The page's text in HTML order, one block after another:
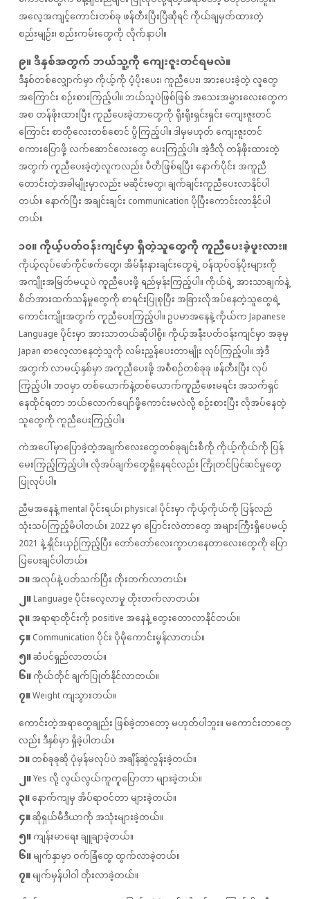
အလေ့အကျင့်ကောင်းတစ်ခု ဖန်တီးပြီးပြီဆိုရင် ကိုယ်ချမှတ်ထားတဲ့
စည်းမျဉ်း၊ စည်းကမ်းတွေကို လိုက်နာပါ။
၉။ ဒီနှစ်အတွက် ဘယ်သူ့ကို ကျေးဇူးတင်ရမလဲ။
ဒီနှစ်တစ်လျှောက်မှာ ကိုယ့်ကို ပံ့ပိုးပေး၊ ကူညီပေး၊ အားပေးခဲ့တဲ့ လူတွေ
အကြောင်း စဉ်းစားကြည့်ပါ။ ဘယ်သူပဲဖြစ်ဖြစ် အသေးအမွှားလေးတွေက
အစ တန်ဖိုးထားပြီး ကူညီပေးခဲ့တာတွေကို ရိုးရိုးရှင်းရှင်း ကျေးဇူးတင်
ကြောင်း စာတိုလေးတစ်စောင် ပို့ကြည့်ပါ။ ဒါမှမဟုတ် ကျေးဇူးတင်
စကားပြောဖို့ လက်ဆောင်လေးတွေ ပေးကြည့်ပါ။ အဲ့ဒီလို တန်ဖိုးထားတဲ့
အတွက် ကူညီပေးခဲ့တဲ့လူကလည်း ပီတိဖြစ်ရပြီး နောက်ပိုင်း အကူညီ
တောင်းတဲ့အခါမျိုးမှာလည်း မဆိုင်းမတွ၊ ချက်ချင်းကူညီပေးလာနိုင်ပါ
တယ်။ နောက်ပြီး အချင်းချင်း communication ပိုပြီးကောင်းလာနိုင်ပါ
တယ်။
၁၀။ ကိုယ့်ပတ်ဝန်းကျင်မှာ ရှိတဲ့သူတွေကို ကူညီပေးခဲ့ဖူးလား။
ကိုယ့်လုပ်ဖော်ကိုင်ဖက်တွေ၊ အိမ်နီးနားချင်းတွေရဲ့ ဝန်ထုပ်ဝန်ပိုးများကို
အကျိုးအမြတ်မယူပဲ ကူညီပေးဖို့ ရည်မှန်းကြည့်ပါ။ ကိုယ်ရဲ့ အားသာချက်နဲ့
စိတ်အားထက်သန်မှုတွေကို စာရင်းပြုစုပြီး အခြားလိုအပ်နေတဲ့သူတွေရဲ့
ကောင်းကျိုးအတွက် ကူညီပေးကြည့်ပါ။ ဥပမာအနေနဲ့ ကိုယ်က Japanese
Language ပိုင်းမှာ အားသာတယ်ဆိုပါစို့။ ကိုယ့်အနီးပတ်ဝန်းကျင်မှာ အခုမှ
Japan စာလေ့လာနေတဲ့သူကို လမ်းညွှန်ပေးတာမျိုး လုပ်ကြည့်ပါ။ အဲ့ဒီ
အတွက် လာမယ့်နှစ်မှာ အကူညီပေးဖို့ အစီစဉ်တစ်ခုခု ဖန်တီးပြီး လုပ်
ကြည့်ပါ။ ဘဝမှာ တစ်ယောက်နဲ့တစ်ယောက်ကူညီဖေးမရင်း အသက်ရှင်
နေထိုင်ရတာ ဘယ်လောက်ပျော်ဖို့ကောင်းမလဲလို့ စဉ်းစားပြီး လိုအပ်နေတဲ့
သူတွေကို ကူညီပေးကြည့်ပါ။
ကဲအပေါ်မှာပြောခဲ့တဲ့အချက်လေးတွေတစ်ခုချင်းစီကို ကိုယ့်ကိုယ်ကို ပြန်
မေးကြည့်ကြည့်ပါ။ လိုအပ်ချက်တွေရှိနေရင်လည်း ကြိုတင်ပြင်ဆင်မှုတွေ
ပြုလုပ်ပါ။
ညီမအနေနဲ့ mental ပိုင်းရယ်၊ physical ပိုင်းမှာ ကိုယ့်ကိုယ်ကို ပြန်လည်
သုံးသပ်ကြည့်မိပါတယ်။ 2022 မှာ ပြောင်းလဲတာတွေ အများကြီးရှိပေမယ့်
2021 နဲ့ နှိုင်းယှဉ်ကြည့်ပြီး တော်တော်လေးကွာဟနေတာလေးတွေကို ပြော
ပြပေးချင်ပါတယ်။
၁။အလုပ်နဲ့ ပတ်သက်ပြီး တိုးတက်လာတယ်။
၂။Language ပိုင်းလေ့လာမှု တိုးတက်လာတယ်။
၃။အရာရာတိုင်းကို positive အနေနဲ့ တွေးတောလာနိုင်တယ်။
၄။Communication ပိုင်း ပိုမိုကောင်းမွန်လာတယ်။
၅။ဆံပင်ရှည်လာတယ်။
၆။ကိုယ်တိုင် ချက်ပြုတ်နိုင်လာတယ်။
၇။Weight ကျသွားတယ်။
ကောင်းတဲ့အရာတွေချည်း ဖြစ်ခဲ့တာတော့ မဟုတ်ပါဘူး။ မကောင်းတာတွေ
လည်း ဒီနှစ်မှာ ရှိခဲ့ပါတယ်။
၁။တစ်ခုခုဆို ပုံမှန်မလုပ်ပဲ အချိန်ဆွဲလွန်းခဲ့တယ်။
၂။Yes လို့ လွယ်လွယ်ကူကူပြောတာ များခဲ့တယ်။
၃။နောက်ကျမှ အိပ်ရာဝင်တာ များခဲ့တယ်။
၄။ဆိုရှယ်မီဒီယာကို အသုံးများခဲ့တယ်။
၅။ကျန်းမာရေး ချူချာခဲ့တယ်။
၆။မျက်နှာမှာ ဝက်ခြံတွေ ထွက်လာခဲ့တယ်။
၇။မျက်မှန်ပါဝါ တိုးလာခဲ့တယ်။